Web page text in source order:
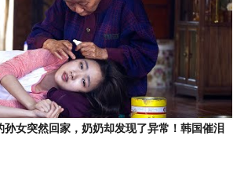
孙女突然回家，奶奶却发现了异常！韩国催泪